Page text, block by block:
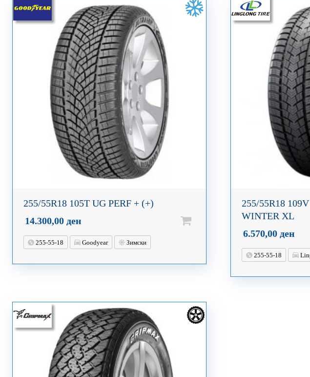
255/55R18 105T UG PERF + (+)
14.300,00 ден
255-55-18 Goodyear Зимски
255/55R18
WINTER XL
6.570,00 ден
255-55-18